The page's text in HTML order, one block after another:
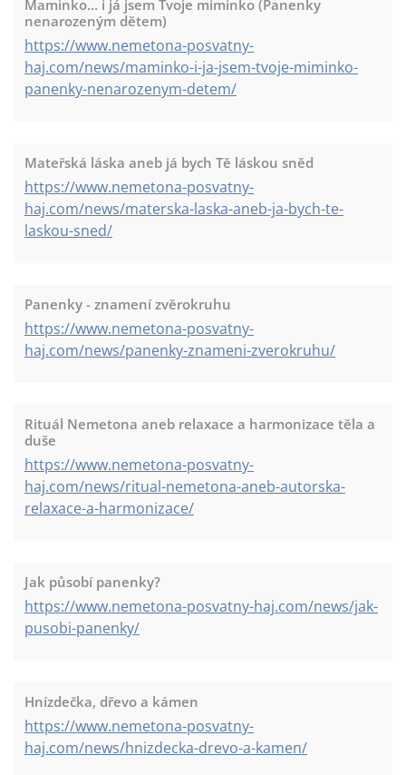
Maminko... i já jsem Tvoje miminko (Panenky
nenarozeným dětem)
https://www.nemetona-posvatny-
haj.com/news/maminko-i-ja-jsem-tvoje-miminko-
panenky-nenarozenym-detem/
Mateřská láska aneb já bych Tě láskou sněd
https://www.nemetona-posvatny-
haj.com/news/materska-laska-aneb-ja-bych-te-
laskou-sned/
Panenky - znamení zvěrokruhu
https://www.nemetona-posvatny-
haj.com/news/panenky-znameni-zverokruhu/
Rituál Nemetona aneb relaxace a harmonizace těla a
duše
https://www.nemetona-posvatny-
haj.com/news/ritual-nemetona-aneb-autorska-
relaxace-a-harmonizace/
Jak působí panenky?
https://www.nemetona-posvatny-haj.com/news/jak-
pusobi-panenky/
Hnízdečka, dřevo a kámen
https://www.nemetona-posvatny-
haj.com/news/hnizdecka-drevo-a-kamen/